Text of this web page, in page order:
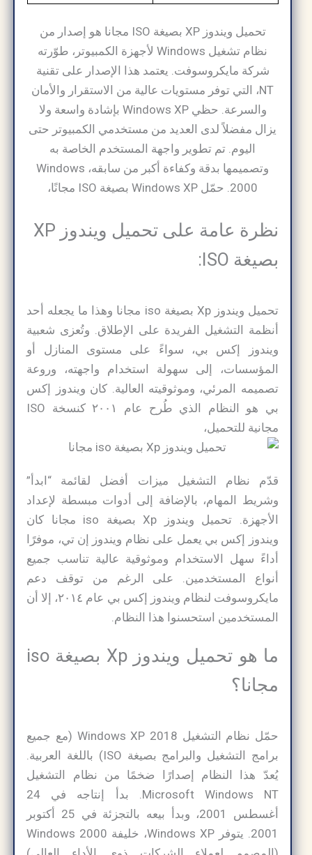
تحميل ويندوز XP بصيغة ISO مجانا هو إصدار من
نظام تشغيل Windows لأجهزة الكمبيوتر، طوّرته
شركة مايكروسوفت. يعتمد هذا الإصدار على تقنية
NT، التي توفر مستويات عالية من الاستقرار والأمان
والسرعة. حظي Windows XP بإشادة واسعة ولا
يزال مفضلاً لدى العديد من مستخدمي الكمبيوتر حتى
اليوم. تم تطوير واجهة المستخدم الخاصة به
وتصميمها بدقة وكفاءة أكبر من سابقه، Windows
2000. حمّل Windows XP بصيغة ISO مجانًا،
نظرة عامة على تحميل ويندوز XP
بصيغة ISO:
تحميل ويندوز Xp بصيغة iso مجانا وهذا ما يجعله أحد
أنظمة التشغيل الفريدة على الإطلاق. وتُعزى شعبية
ويندوز إكس بي، سواءً على مستوى المنازل أو
المؤسسات، إلى سهولة استخدام واجهته، وروعة
تصميمه المرئي، وموثوقيته العالية. كان ويندوز إكس
بي هو النظام الذي طُرح عام ٢٠٠١ كنسخة ISO
مجانية للتحميل،
قدّم نظام التشغيل ميزات أفضل لقائمة “ابدأ”
وشريط المهام، بالإضافة إلى أدوات مبسطة لإعداد
الأجهزة. تحميل ويندوز Xp بصيغة iso مجانا كان
ويندوز إكس بي يعمل على نظام ويندوز إن تي، موفرًا
أداءً سهل الاستخدام وموثوقية عالية تناسب جميع
أنواع المستخدمين. على الرغم من توقف دعم
مايكروسوفت لنظام ويندوز إكس بي عام ٢٠١٤، إلا أن
المستخدمين استحسنوا هذا النظام.
ما هو تحميل ويندوز Xp بصيغة iso
مجانا؟
حمّل نظام التشغيل Windows XP 2018 (مع جميع
برامج التشغيل والبرامج بصيغة ISO) باللغة العربية.
يُعدّ هذا النظام إصدارًا ضخمًا من نظام التشغيل
Microsoft Windows NT. بدأ إنتاجه في 24
أغسطس 2001، وبدأ بيعه بالتجزئة في 25 أكتوبر
2001. يتوفر Windows XP، خليفة Windows 2000